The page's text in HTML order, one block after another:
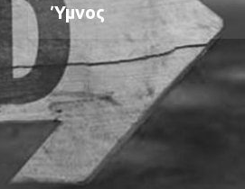
Ύμνος